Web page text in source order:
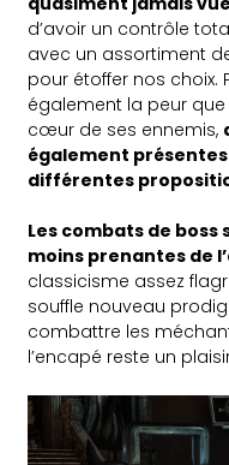
d’avoir un contrôle
avec un assortiment
pour étoffer nos choix.
également la peur que
cœur de ses ennemis,
également
différentes
Les combats de
moins prenantes de
classicisme assez
souffle nouveau
combattre les
l’encapé reste un